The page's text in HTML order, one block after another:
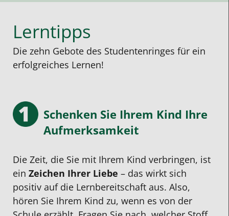
Lerntipps
Die zehn Gebote des Studentenringes für ein
erfolgreiches Lernen!
Schenken Sie Ihrem Kind Ihre
Aufmerksamkeit
Die Zeit, die Sie mit Ihrem Kind verbringen, ist
ein Zeichen Ihrer Liebe – das wirkt sich
positiv auf die Lernbereitschaft aus. Also,
hören Sie Ihrem Kind zu, wenn es von der